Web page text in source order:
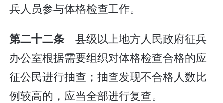
兵人员参与体格检查工作。
第二十二条 县级以上地方人民政府征兵
办公室根据需要组织对体格检查合格的应
征公民进行抽查；抽查发现不合格人数比
例较高的，应当全部进行复查。